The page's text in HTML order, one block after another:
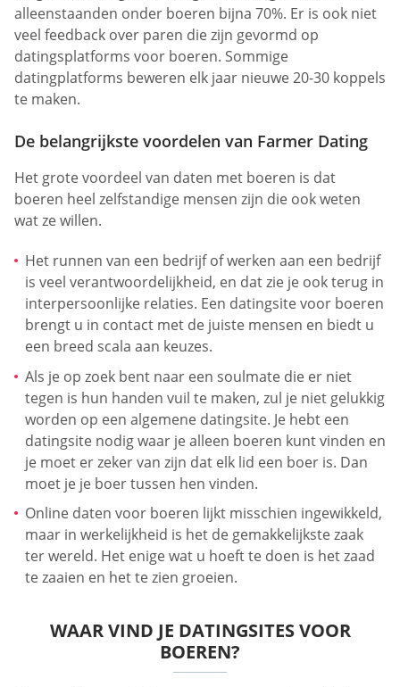
alleenstaanden onder boeren bijna 70%. Er is ook niet
veel feedback over paren die zijn gevormd op
datingsplatforms voor boeren. Sommige
datingplatforms beweren elk jaar nieuwe 20-30 koppels
te maken.
De belangrijkste voordelen van Farmer Dating
Het grote voordeel van daten met boeren is dat
boeren heel zelfstandige mensen zijn die ook weten
wat ze willen.
Het runnen van een bedrijf of werken aan een bedrijf
is veel verantwoordelijkheid, en dat zie je ook terug in
interpersoonlijke relaties. Een datingsite voor boeren
brengt u in contact met de juiste mensen en biedt u
een breed scala aan keuzes.
Als je op zoek bent naar een soulmate die er niet
tegen is hun handen vuil te maken, zul je niet gelukkig
worden op een algemene datingsite. Je hebt een
datingsite nodig waar je alleen boeren kunt vinden en
je moet er zeker van zijn dat elk lid een boer is. Dan
moet je je boer tussen hen vinden.
Online daten voor boeren lijkt misschien ingewikkeld,
maar in werkelijkheid is het de gemakkelijkste zaak
ter wereld. Het enige wat u hoeft te doen is het zaad
te zaaien en het te zien groeien.
WAAR VIND JE DATINGSITES VOOR
BOEREN?